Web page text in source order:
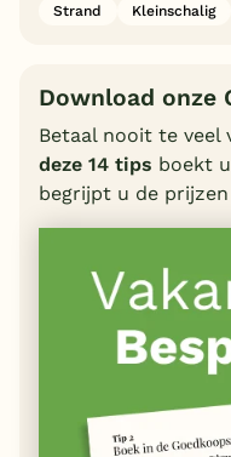
Strand Kleinschalig
Download onze
Betaal nooit te veel
deze 14 tips boekt
begrijpt u de